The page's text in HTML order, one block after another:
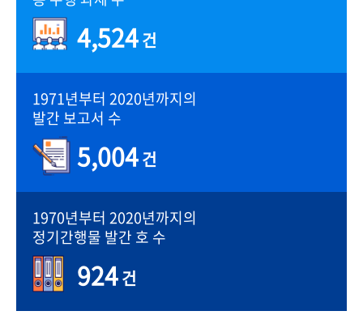
4,524건
1971년부터 2020년까지의
발간 보고서 수
5,004건
1970년부터 2020년까지의
정기간행물 발간 호 수
924건